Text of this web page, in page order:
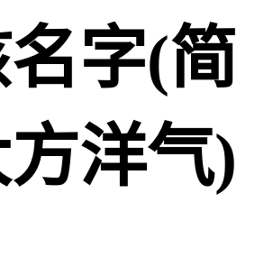
字(简
洋气)